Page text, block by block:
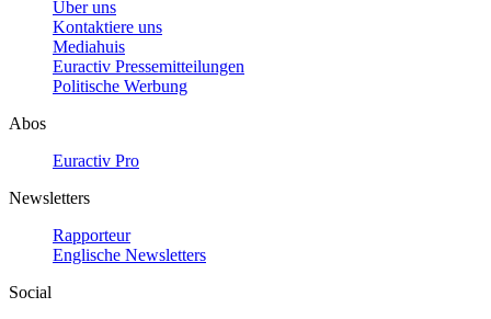
Über uns
Kontaktiere uns
Mediahuis
Euractiv Pressemitteilungen
Politische Werbung
Abos
Euractiv Pro
Newsletters
Rapporteur
Englische Newsletters
Social